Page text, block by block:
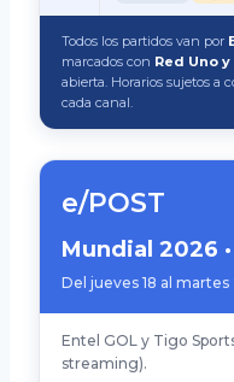
Todos los partidos van por
marcados con Red Uno
abierta. Horarios sujetos a
cada canal.
e/POST
Mundial 2026
Del jueves 18 al martes
Entel GOL y Tigo
streaming).